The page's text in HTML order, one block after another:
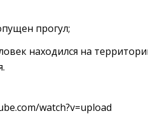
прогул;
находился на
watch?v=upload